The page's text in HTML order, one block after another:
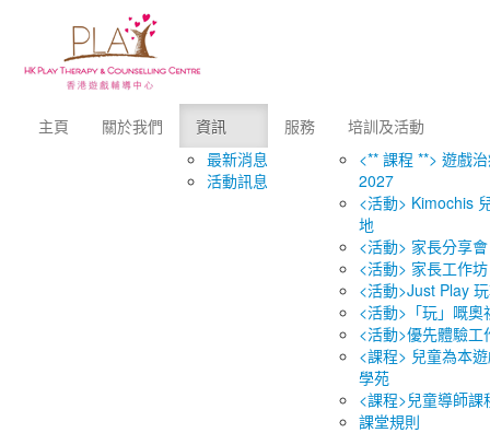
主頁 關於我們
資訊
最新消息
活動訊息
服務
培訓及活動
<** 課程 **> 遊戲
2027
<活動> Kimochis
地
<活動> 家長分享會
<活動> 家長工作坊
<活動>Just Play
<活動>「玩」嘅奧
<活動>優先體驗工
<課程> 兒童為本
學苑
<課程>兒童導師課
課堂規則